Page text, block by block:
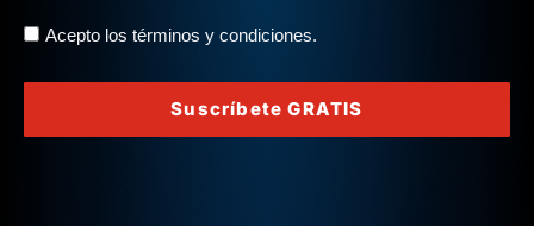
Acepto los términos y condiciones.
Suscríbete GRATIS